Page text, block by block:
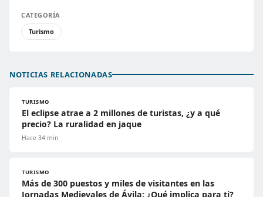
CATEGORÍA
Turismo
NOTICIAS RELACIONADAS
TURISMO
El eclipse atrae a 2 millones de turistas, ¿y a qué
precio? La ruralidad en jaque
Hace 34 min
TURISMO
Más de 300 puestos y miles de visitantes en las
Jornadas Medievales de Ávila: ¿Qué implica para ti?